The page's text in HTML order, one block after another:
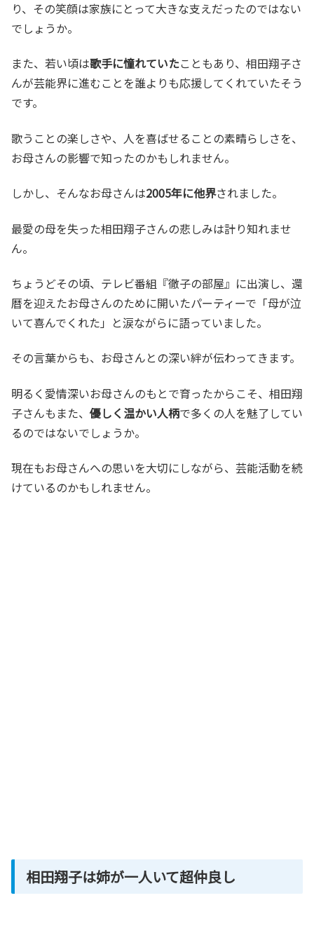
り、その笑顔は家族にとって大きな支えだったのではない
でしょうか。
また、若い頃は歌手に憧れていたこともあり、相田翔子さ
んが芸能界に進むことを誰よりも応援してくれていたそう
です。
歌うことの楽しさや、人を喜ばせることの素晴らしさを、
お母さんの影響で知ったのかもしれません。
しかし、そんなお母さんは2005年に他界されました。
最愛の母を失った相田翔子さんの悲しみは計り知れませ
ん。
ちょうどその頃、テレビ番組『徹子の部屋』に出演し、還
暦を迎えたお母さんのために開いたパーティーで「母が泣
いて喜んでくれた」と涙ながらに語っていました。
その言葉からも、お母さんとの深い絆が伝わってきます。
明るく愛情深いお母さんのもとで育ったからこそ、相田翔
子さんもまた、 優しく温かい人柄で多くの人を魅了してい
るのではないでしょうか。
現在もお母さんへの思いを大切にしながら、芸能活動を続
けているのかもしれません。
相田翔子は姉が一人いて超仲良し